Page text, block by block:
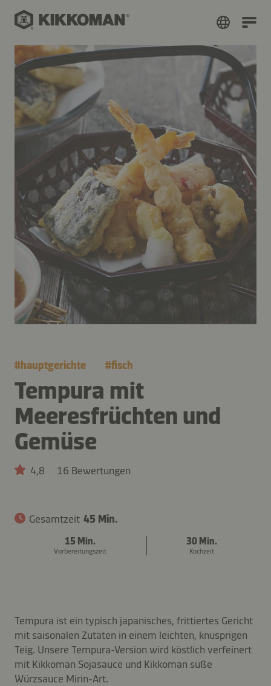
#hauptgerichte #fisch
Tempura mit
Meeresfrüchten und
Gemüse
4,8 16 Bewertungen
Gesamtzeit 45 Min.
15 Min.
Vorbereitungszeit
30 Min.
Kochzeit
Tempura ist ein typisch japanisches, frittiertes Gericht
mit saisonalen Zutaten in einem leichten, knusprigen
Teig. Unsere Tempura-Version wird köstlich verfeinert
mit Kikkoman Sojasauce und Kikkoman süße
Würzsauce Mirin-Art.